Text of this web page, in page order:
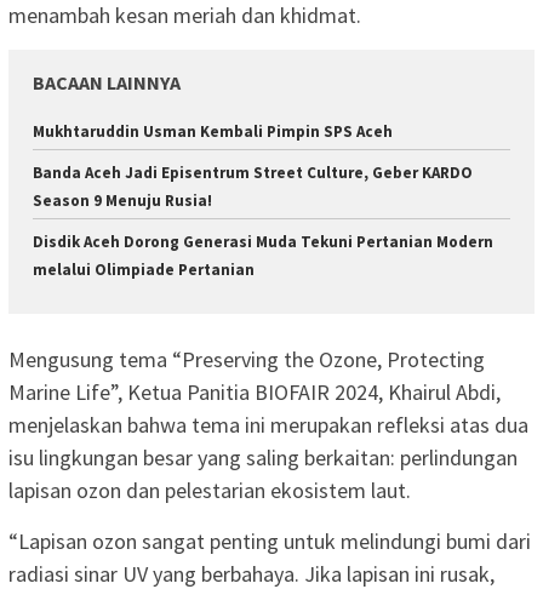
menambah kesan meriah dan khidmat.
BACAAN LAINNYA
Mukhtaruddin Usman Kembali Pimpin SPS Aceh
Banda Aceh Jadi Episentrum Street Culture, Geber KARDO
Season 9 Menuju Rusia!
Disdik Aceh Dorong Generasi Muda Tekuni Pertanian Modern
melalui Olimpiade Pertanian
Mengusung tema “Preserving the Ozone, Protecting
Marine Life”, Ketua Panitia BIOFAIR 2024, Khairul Abdi,
menjelaskan bahwa tema ini merupakan refleksi atas dua
isu lingkungan besar yang saling berkaitan: perlindungan
lapisan ozon dan pelestarian ekosistem laut.
“Lapisan ozon sangat penting untuk melindungi bumi dari
radiasi sinar UV yang berbahaya. Jika lapisan ini rusak,